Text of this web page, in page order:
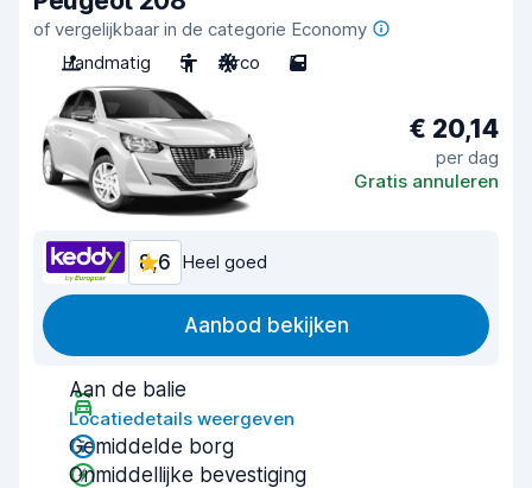
of vergelijkbaar in de categorie Economy
Handmatig
5 Airco 5
€ 20,14
per dag
Gratis annuleren
8,6 Heel goed
Aanbod bekijken
Aan de balie
Locatiedetails weergeven
Gemiddelde borg
Onmiddellijke bevestiging